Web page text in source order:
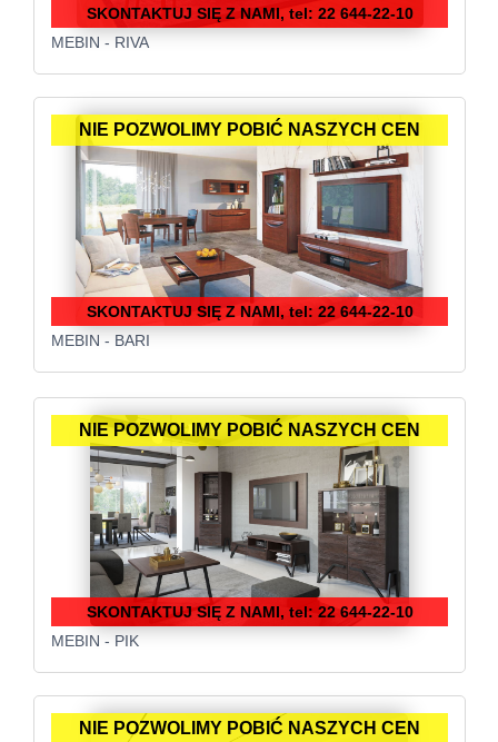
SKONTAKTUJ SIĘ Z NAMI, tel: 22 644-22-10
MEBIN - RIVA
NIE POZWOLIMY POBIĆ NASZYCH CEN
SKONTAKTUJ SIĘ Z NAMI, tel: 22 644-22-10
MEBIN - BARI
NIE POZWOLIMY POBIĆ NASZYCH CEN
SKONTAKTUJ SIĘ Z NAMI, tel: 22 644-22-10
MEBIN - PIK
NIE POZWOLIMY POBIĆ NASZYCH CEN